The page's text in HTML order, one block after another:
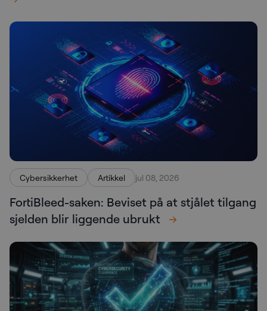
Cybersikkerhet Artikkel jul 08, 2026
FortiBleed-saken: Beviset på at stjålet tilgang
sjelden blir liggende ubrukt